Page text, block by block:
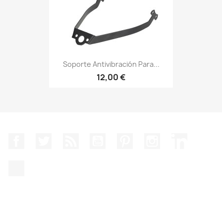
Soporte Antivibración Para...
12,00 €